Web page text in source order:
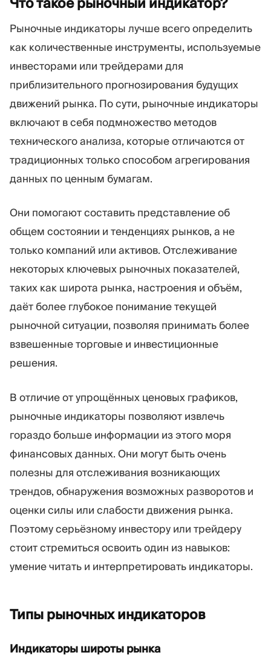
Рыночные индикаторы лучше всего определить
как количественные инструменты, используемые
инвесторами или трейдерами для
приблизительного прогнозирования будущих
движений рынка. По сути, рыночные индикаторы
включают в себя подмножество методов
технического анализа, которые отличаются от
традиционных только способом агрегирования
данных по ценным бумагам.
Они помогают составить представление об
общем состоянии и тенденциях рынков, а не
только компаний или активов. Отслеживание
некоторых ключевых рыночных показателей,
таких как широта рынка, настроения и объём,
даёт более глубокое понимание текущей
рыночной ситуации, позволяя принимать более
взвешенные торговые и инвестиционные
решения.
В отличие от упрощённых ценовых графиков,
рыночные индикаторы позволяют извлечь
гораздо больше информации из этого моря
финансовых данных. Они могут быть очень
полезны для отслеживания возникающих
трендов, обнаружения возможных разворотов и
оценки силы или слабости движения рынка.
Поэтому серьёзному инвестору или трейдеру
стоит стремиться освоить один из навыков:
умение читать и интерпретировать индикаторы.
Типы рыночныхиндикаторов
Индикаторы широты рынка
Торговая платформа Back-office
РЕСУРСЫ
Руководство по
маркетингу
Блог
Видеоуроки
Калькулятор прибыли
Бизнес План
ЕЩЁ
О нас
Команда
События
Новости компании
Карьера
Устойчивость